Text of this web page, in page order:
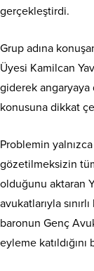
gerçekleştirdi.
Grup adına
Üyesi Kamilcan
giderek
konusuna dikkat
Problemin
gözetilmeksizin
olduğunu aktaran
avukatlarıyla
baronun Genç
eyleme katıldığını